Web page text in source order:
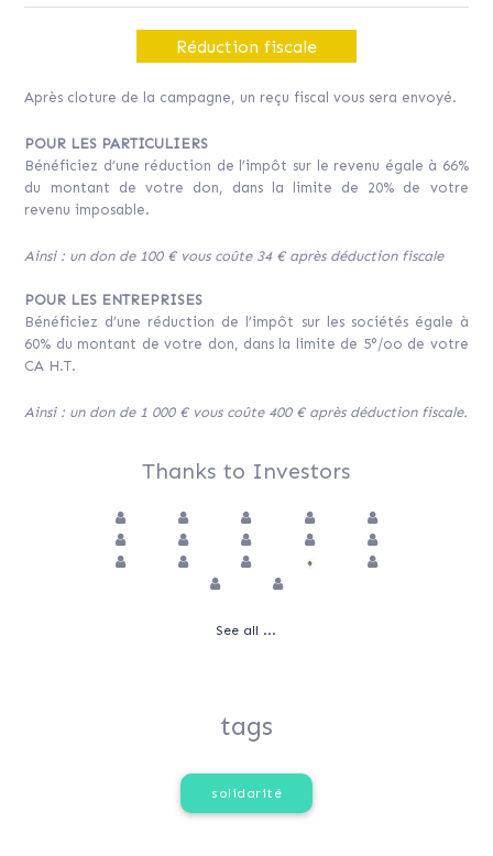
Réduction fiscale
Après cloture de la campagne, un reçu fiscal vous sera envoyé.
POUR LES PARTICULIERS
Bénéficiez d’une réduction de l’impôt sur le revenu égale à 66%
du montant de votre don, dans la limite de 20% de votre
revenu imposable.
Ainsi : un don de 100 € vous coûte 34 € après déduction fiscale
POUR LES ENTREPRISES
Bénéficiez d’une réduction de l’impôt sur les sociétés égale à
60% du montant de votre don, dans la limite de 5°/oo de votre
CA H.T.
Ainsi : un don de 1 000 € vous coûte 400 € après déduction fiscale.
Thanks to Investors
See all ...
tags
solidarité